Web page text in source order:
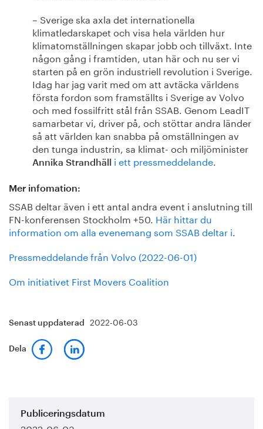
– Sverige ska axla det internationella
klimatledarskapet och visa hela världen hur
klimatomställningen skapar jobb och tillväxt. Inte
någon gång i framtiden, utan här och nu ser vi
starten på en grön industriell revolution i Sverige.
Idag har jag varit med om att avtäcka världens
första fordon som framställts i Sverige av Volvo
och med fossilfritt stål från SSAB. Genom LeadIT
samarbetar vi, driver på, och stöttar andra länder
så att världen kan snabba på omställningen av
den tunga industrin, sa klimat- och miljöminister
Annika Strandhäll i ett pressmeddelande.
Mer infomation:
SSAB deltar även i ett antal andra event i anslutning till
FN-konferensen Stockholm +50. Här hittar du
information om alla evenemang som SSAB deltar i.
Pressmeddelande från Volvo (2022-06-01)
Om initiativet First Movers Coalition
Senast uppdaterad 2022-06-03
Dela
Publiceringsdatum